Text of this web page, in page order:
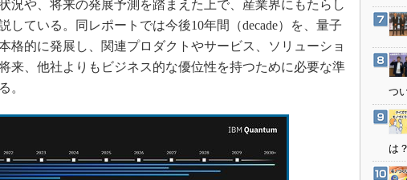
知財マネジメント
グローバル設計・開発
況や、将来の発展予測を踏まえた上で、産業界にもたらし
している。同レポートでは今後10年間（decade）を、量子
格的に発展し、関連プロダクトやサービス、ソリューショ
来、他社よりもビジネス的な優位性を持つために必要な準
。
つ
は？